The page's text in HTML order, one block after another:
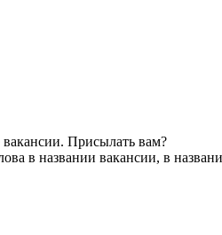
Присылать вам?
в названии вакансии, в